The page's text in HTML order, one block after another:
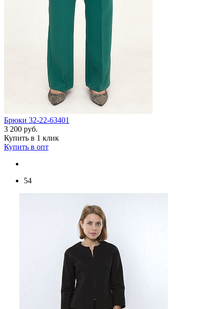
Брюки 32-22-63401
3 200 руб.
Купить в 1 клик
Купить в опт
54